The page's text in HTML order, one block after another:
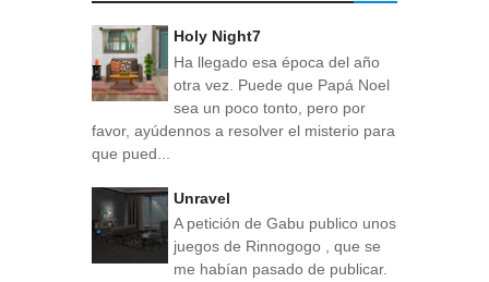
Holy Night7
Ha llegado esa época del año
otra vez. Puede que Papá Noel
sea un poco tonto, pero por
favor, ayúdennos a resolver el misterio para
que pued...
Unravel
A petición de Gabu publico unos
juegos de Rinnogogo , que se
me habían pasado de publicar.